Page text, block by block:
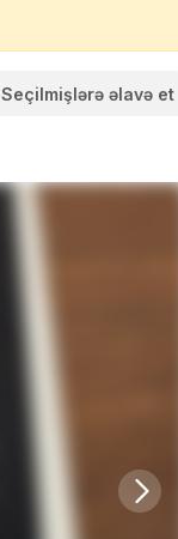
Seçilmişlərə əlavə et